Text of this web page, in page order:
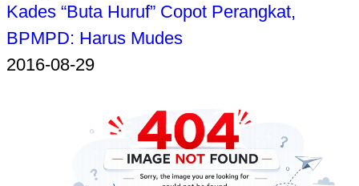
Kades “Buta Huruf” Copot Perangkat,
BPMPD: Harus Mudes
2016-08-29